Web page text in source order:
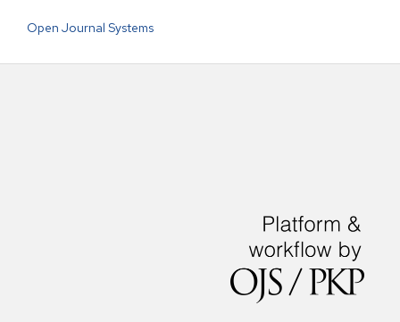
Open Journal Systems